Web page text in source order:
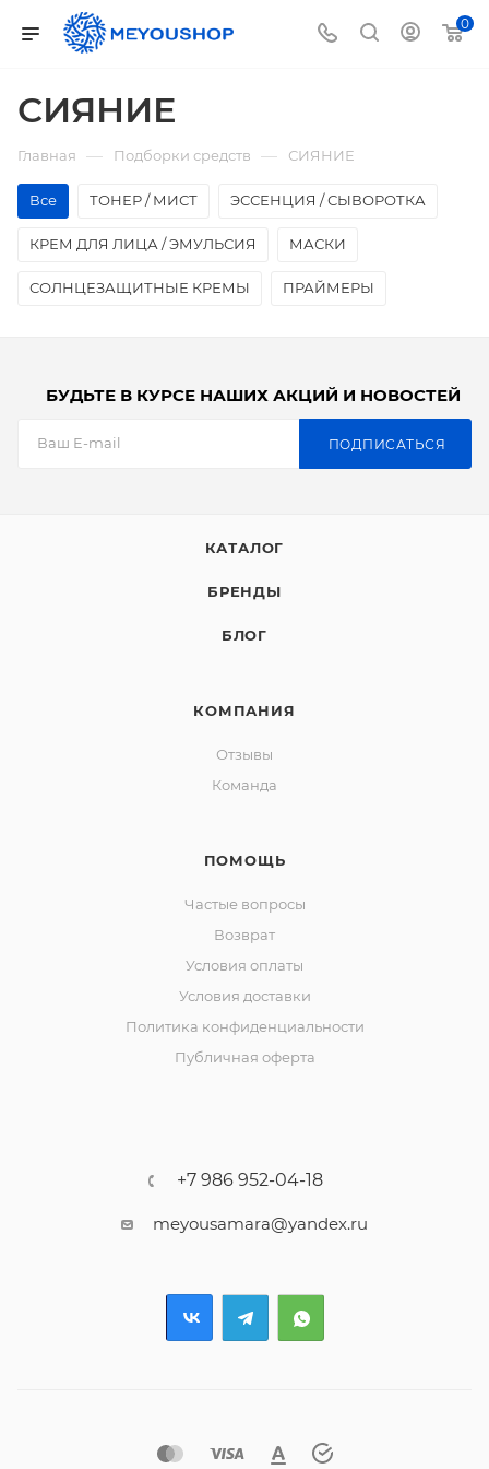
0
СИЯНИЕ
Главная — Подборки средств — СИЯНИЕ
Все ТОНЕР / МИСТ ЭССЕНЦИЯ / СЫВОРОТКА
КРЕМ ДЛЯ ЛИЦА / ЭМУЛЬСИЯ МАСКИ
СОЛНЦЕЗАЩИТНЫЕ КРЕМЫ ПРАЙМЕРЫ
БУДЬТЕ В КУРСЕ НАШИХ АКЦИЙ И НОВОСТЕЙ
ПОДПИСАТЬСЯ
КАТАЛОГ
БРЕНДЫ
БЛОГ
КОМПАНИЯ
Отзывы
Команда
ПОМОЩЬ
Частые вопросы
Возврат
Условия оплаты
Условия доставки
Политика конфиденциальности
Публичная оферта
+7 986 952-04-18
meyousamara@yandex.ru